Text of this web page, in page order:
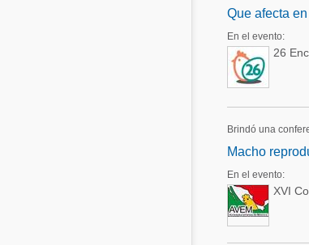
Que afecta
En el evento:
26
Brindó una
Macho
En el evento:
XVI